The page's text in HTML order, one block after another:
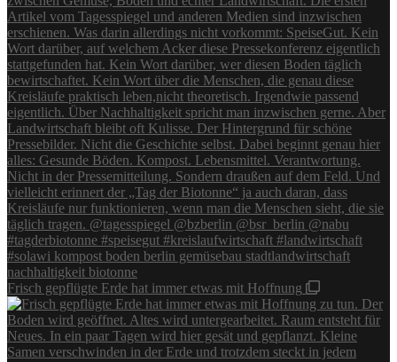
Frisch gepflügte Erde hat immer etwas mit Hoffnung